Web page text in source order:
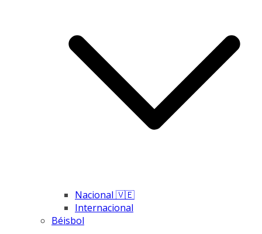
Nacional 🇻🇪
Internacional
Béisbol